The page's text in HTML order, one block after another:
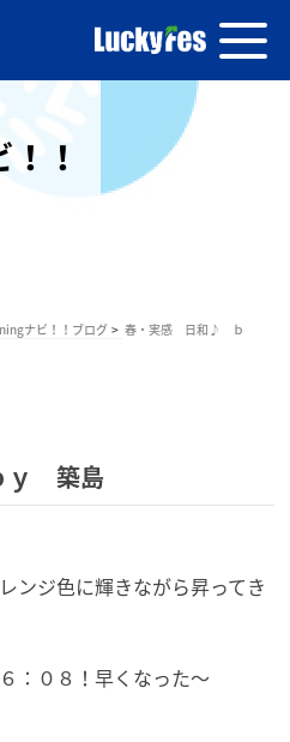
！
ナビ！！ブログ
春・実感 日和♪ ｂ
築島
ンジ色に輝きながら昇ってき
：０８！早くなった～